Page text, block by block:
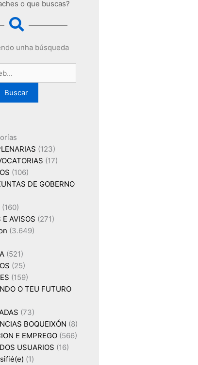
o que buscas?
unha búsqueda
Buscar
(123)
(17)
(106)
DE GOBERNO
(160)
E AVISOS (271)
(3.649)
(521)
(25)
(159)
O TEU FUTURO
(73)
BOQUEIXÓN (8)
E EMPREGO(566)
USUARIOS (16)
(1)